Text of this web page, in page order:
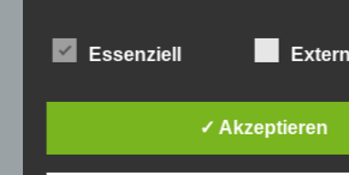
Klimaveränderung und seine
Thema der KWF-Tagung, als Sturm
geplante Messegelände in
psychischen, wirtschaftlichen,
Essenziell
✓ Akzeptieren